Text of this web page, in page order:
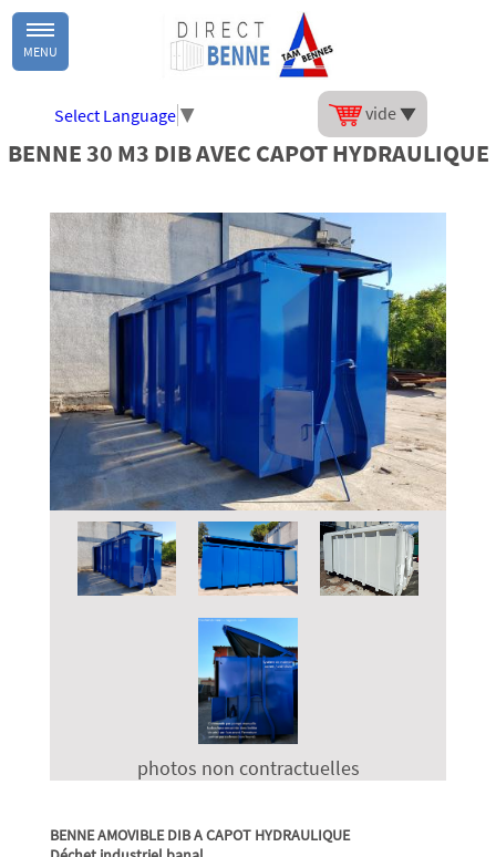
MENU
Select Language ▼ vide
BENNE 30 M3 DIB AVEC CAPOT HYDRAULIQUE
photos non contractuelles
BENNE AMOVIBLE DIB A CAPOT HYDRAULIQUE